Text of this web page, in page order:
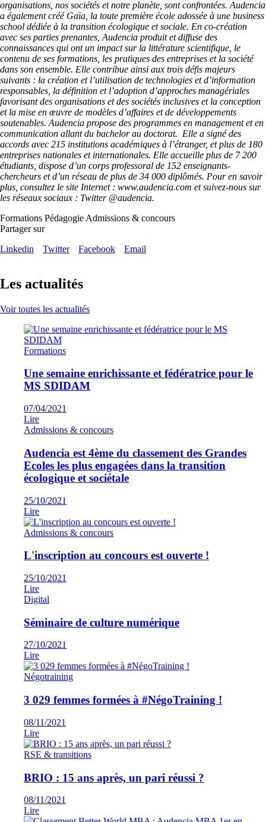
organisations, nos sociétés et notre planète, sont confrontées. Audencia
a également créé Gaïa, la toute première école adossée à une business
school dédiée à la transition écologique et sociale. En co-création
avec ses parties prenantes, Audencia produit et diffuse des
connaissances qui ont un impact sur la littérature scientifique, le
contenu de ses formations, les pratiques des entreprises et la société
dans son ensemble. Elle contribue ainsi aux trois défis majeurs
suivants : la création et l’utilisation de technologies et d’information
responsables, la définition et l’adoption d’approches managériales
favorisant des organisations et des sociétés inclusives et la conception
et la mise en œuvre de modèles d’affaires et de développements
soutenables. Audencia propose des programmes en management et en
communication allant du bachelor au doctorat. Elle a signé des
accords avec 215 institutions académiques à l’étranger, et plus de 180
entreprises nationales et internationales. Elle accueille plus de 7 200
étudiants, dispose d’un corps professoral de 152 enseignants-
chercheurs et d’un réseau de plus de 34 000 diplômés. Pour en savoir
plus, consultez le site Internet : www.audencia.com et suivez-nous sur
les réseaux sociaux : Twitter @audencia.
Formations Pédagogie Admissions & concours
Partager sur
Linkedin
Twitter Facebook Email
Les actualités
Voir toutes les actualités
Formations
Une semaine enrichissante et fédératrice pour le
MS SDIDAM
07/04/2021
Lire
Admissions & concours
Audencia est 4ème du classement des Grandes
Ecoles les plus engagées dans la transition
écologique et sociétale
25/10/2021
Lire
Admissions & concours
L'inscription au concours est ouverte !
25/10/2021
Lire
Digital
Séminaire de culture numérique
27/10/2021
Lire
Négotraining
3 029 femmes formées à #NégoTraining !
08/11/2021
Lire
RSE & transitions
BRIO : 15 ans après, un pari réussi ?
08/11/2021
Lire